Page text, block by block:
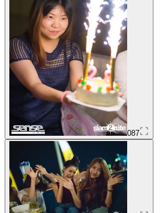
087